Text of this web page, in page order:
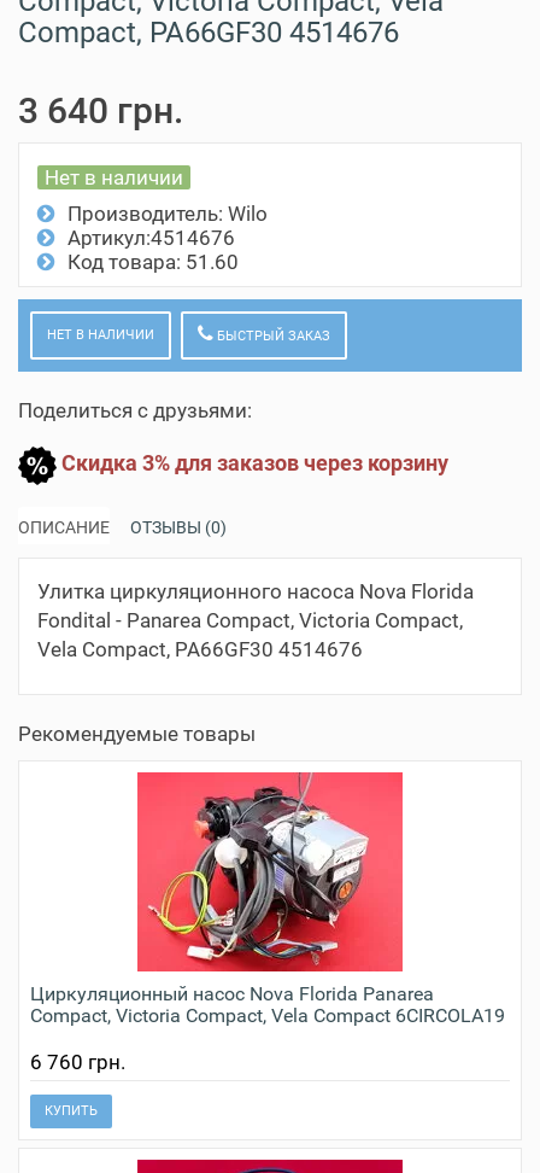
Compact, PA66GF30 4514676
3 640 грн.
Нет в наличии
Производитель: Wilo
Артикул:4514676
Код товара: 51.60
НЕТ В НАЛИЧИИ БЫСТРЫЙ ЗАКАЗ
Поделиться с друзьями:
Скидка 3% для заказов через корзину
ОПИСАНИЕ ОТЗЫВЫ (0)
Улитка циркуляционного насоса Nova Florida
Fondital - Panarea Compact, Victoria Compact,
Vela Compact, PA66GF30 4514676
Рекомендуемые товары
Циркуляционный насос Nova Florida Panarea
Compact, Victoria Compact, Vela Compact 6CIRCOLA19
6 760 грн.
КУПИТЬ